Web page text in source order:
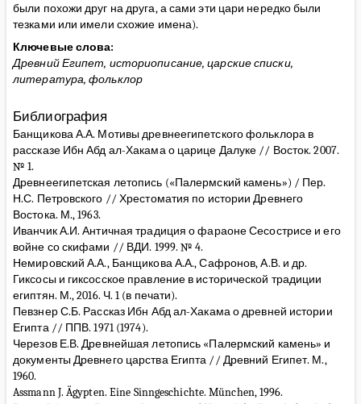
были похожи друг на друга, а сами эти цари нередко были
тезками или имели схожие имена).
Ключевые слова:
Древний Египет, историописание, царские списки,
литература, фольклор
Библиография
Банщикова А.А. Мотивы древнеегипетского фольклора в
рассказе Ибн Абд ал-Хакама о царице Далуке // Восток. 2007.
№ 1.
Древнеегипетская летопись («Палермский камень») / Пер.
Н.С. Петровского // Хрестоматия по истории Древнего
Востока. М., 1963.
Иванчик А.И. Античная традиция о фараоне Сесострисе и его
войне со скифами // ВДИ. 1999. № 4.
Немировский А.А., Банщикова А.А., Сафронов, А.В. и др.
Гиксосы и гиксосское правление в исторической традиции
египтян. М., 2016. Ч. 1 (в печати).
Певзнер С.Б. Рассказ Ибн Абд ал-Хакама о древней истории
Египта // ППВ. 1971 (1974).
Черезов Е.В. Древнейшая летопись «Палермский камень» и
документы Древнего царства Египта // Древний Египет. М.,
1960.
Assmann J. Ägypten. Eine Sinngeschichte. München, 1996.